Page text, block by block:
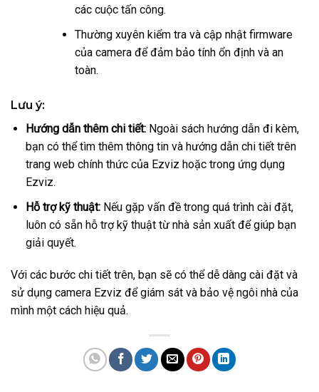
các cuộc tấn công.
Thường xuyên kiểm tra và cập nhật firmware
của camera để đảm bảo tính ổn định và an
toàn.
Lưu ý:
Hướng dẫn thêm chi tiết:Ngoài sách hướng dẫn đi kèm,
bạn có thể tìm thêm thông tin và hướng dẫn chi tiết trên
trang web chính thức của Ezviz hoặc trong ứng dụng
Ezviz.
Hỗ trợ kỹ thuật:Nếu gặp vấn đề trong quá trình cài đặt,
luôn có sẵn hỗ trợ kỹ thuật từ nhà sản xuất để giúp bạn
giải quyết.
Với các bước chi tiết trên, bạn sẽ có thể dễ dàng cài đặt và
sử dụng camera Ezviz để giám sát và bảo vệ ngôi nhà của
mình một cách hiệu quả.